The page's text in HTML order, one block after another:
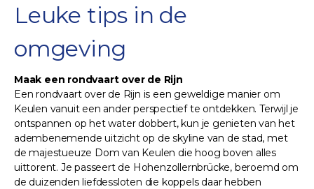
Leuke tips in de
omgeving
Maak een rondvaart over de Rijn
Een rondvaart over de Rijn is een geweldige manier om
Keulen vanuit een ander perspectief te ontdekken. Terwijl je
ontspannen op het water dobbert, kun je genieten van het
adembenemende uitzicht op de skyline van de stad, met
de majestueuze Dom van Keulen die hoog boven alles
uittorent. Je passeert de Hohenzollernbrücke, beroemd om
de duizenden liefdessloten die koppels daar hebben